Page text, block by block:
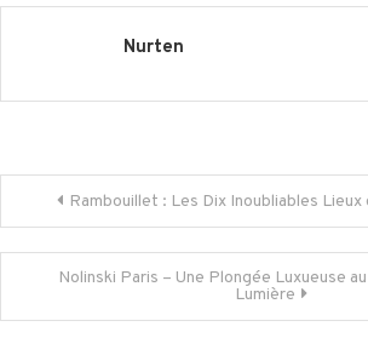
Nurten
Navigation
de
l’article
Rambouillet : Les Dix Inoubliables
Nolinski Paris – Une Plongée Luxueuse
Lumière